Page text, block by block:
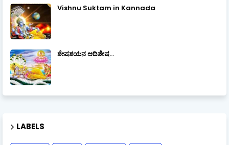
Vishnu Suktam in Kannada
ಶೇಷಶಯನ ಆದಿಶೇಷ...
LABELS